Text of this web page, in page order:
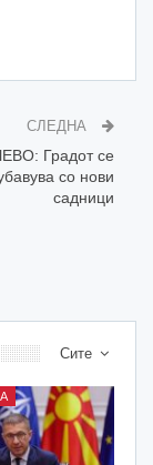
СЛЕДНА
Градот се
со нови
садници
Сите